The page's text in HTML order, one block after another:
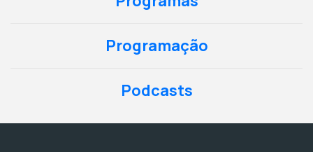
Programação
Podcasts